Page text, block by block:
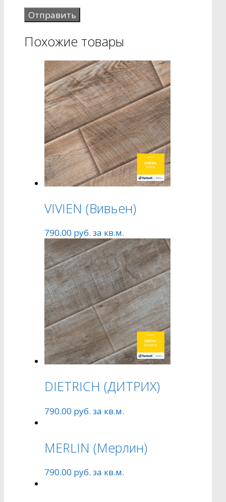
Похожие товары
VIVIEN (Вивьен)
790.00 руб. за кв.м.
DIETRICH (ДИТРИХ)
790.00 руб. за кв.м.
MERLIN (Mерлин)
790.00 руб. за кв.м.